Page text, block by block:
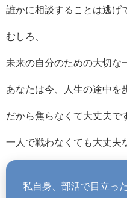
誰かに相談することは逃げ
むしろ、
未来の自分のための大切な
あなたは今、人生の途中を
だから焦らなくて大丈夫で
一人で戦わなくても大丈夫
私自身、部活で目立っ